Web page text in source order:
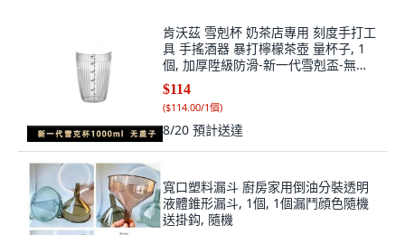
肯沃茲 雪剋杯 奶茶店專用 刻度手打工
具 手搖酒器 暴打檸檬茶壺 量杯子, 1
個, 加厚陞級防滑-新一代雪剋盃-無蓋
子,500ml-加厚材質-經久耐用
$114
($114.00/1個)
8/20 預計送達
寬口塑料漏斗 廚房家用倒油分裝透明
液體錐形漏斗, 1個, 1個漏鬥顔色隨機
送掛鈎, 隨機